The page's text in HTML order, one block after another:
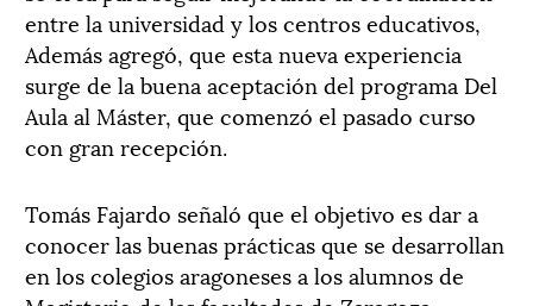
entre la universidad y los centros educativos,
Además agregó, que esta nueva experiencia
surge de la buena aceptación del programa Del
Aula al Máster, que comenzó el pasado curso
con gran recepción.
Tomás Fajardo señaló que el objetivo es dar a
conocer las buenas prácticas que se desarrollan
en los colegios aragoneses a los alumnos de